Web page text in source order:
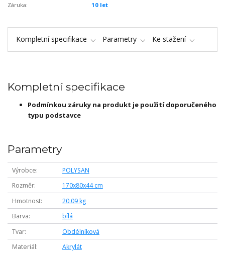
Záruka:
10 let
Kompletní specifikace Parametry Ke stažení
Kompletní specifikace
Podmínkou záruky na produkt je použití doporučeného
typu podstavce
Parametry
Výrobce
POLYSAN
Rozměr
170x80x44 cm
Hmotnost
20.09 kg
Barva
bílá
Tvar
Obdélníková
Materiál
Akrylát